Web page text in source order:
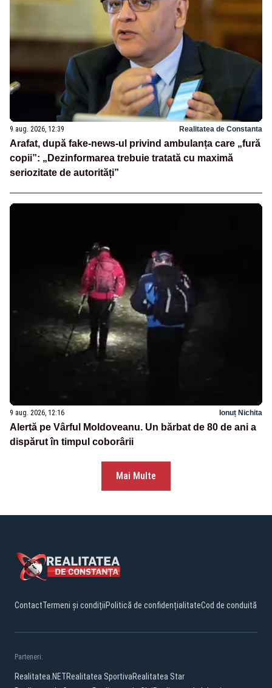
9 aug. 2026, 12:39 Realitatea de Constanta
Arafat, după fake-news-ul privind ambulanța care „fură
copii”: „Dezinformarea trebuie tratată cu maximă
seriozitate de autorități”
9 aug. 2026, 12:16 Ionuț Nichita
Alertă pe Vârful Moldoveanu. Un bărbat de 80 de ani a
dispărut în timpul coborârii
Mai Multe
ContactTermeni și condițiiPolitică de confidențialitateCod de conduită
Parteneri:
Realitatea.NETRealitatea SportivaRealitatea Star